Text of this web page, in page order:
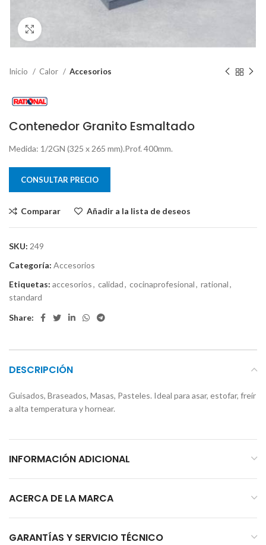
Inicio Calor Accesorios
Contenedor Granito Esmaltado
Medida: 1/2GN (325 x 265 mm).Prof. 400mm.
CONSULTAR PRECIO
Comparar Añadir a la lista de deseos
SKU: 249
Categoría: Accesorios
Etiquetas: accesorios, calidad, cocinaprofesional, rational,
standard
Share:
DESCRIPCIÓN
Guisados, Braseados, Masas, Pasteles. Ideal para asar, estofar, freír
a alta temperatura y hornear.
INFORMACIÓN ADICIONAL
ACERCA DE LA MARCA
GARANTÍAS Y SERVICIO TÉCNICO